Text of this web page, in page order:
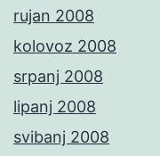
rujan 2008
kolovoz 2008
srpanj 2008
lipanj 2008
svibanj 2008